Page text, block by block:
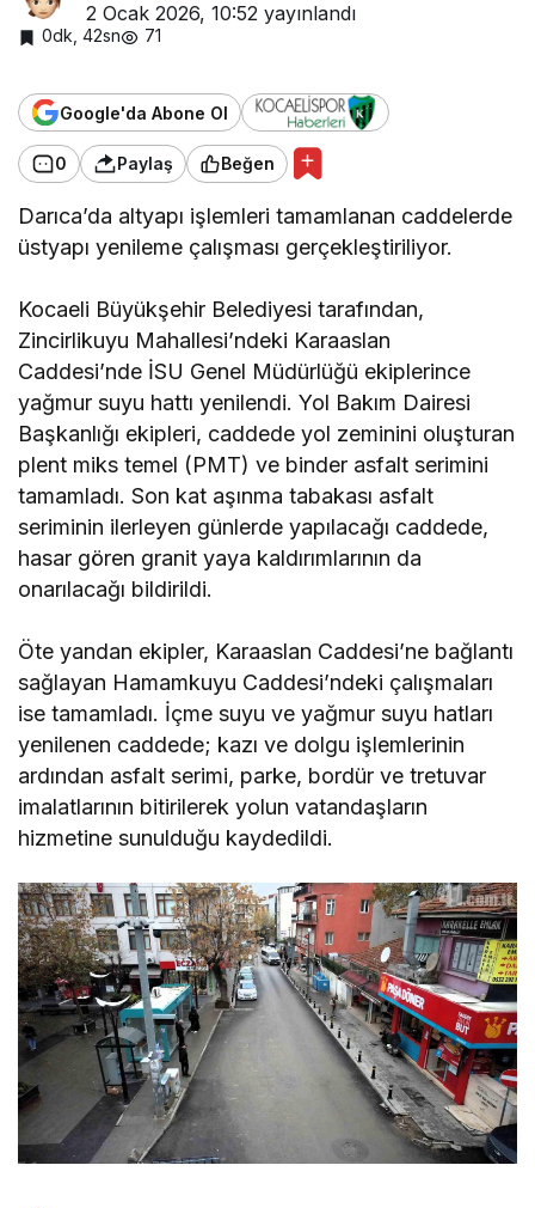
2 Ocak 2026, 10:52 yayınlandı
0dk, 42sn 71
Google'da Abone Ol
0 Paylaş Beğen
Darıca’da altyapı işlemleri tamamlanan caddelerde
üstyapı yenileme çalışması gerçekleştiriliyor.
Kocaeli Büyükşehir Belediyesi tarafından,
Zincirlikuyu Mahallesi’ndeki Karaaslan
Caddesi’nde İSU Genel Müdürlüğü ekiplerince
yağmur suyu hattı yenilendi. Yol Bakım Dairesi
Başkanlığı ekipleri, caddede yol zeminini oluşturan
plent miks temel (PMT) ve binder asfalt serimini
tamamladı. Son kat aşınma tabakası asfalt
seriminin ilerleyen günlerde yapılacağı caddede,
hasar gören granit yaya kaldırımlarının da
onarılacağı bildirildi.
Öte yandan ekipler, Karaaslan Caddesi’ne bağlantı
sağlayan Hamamkuyu Caddesi’ndeki çalışmaları
ise tamamladı. İçme suyu ve yağmur suyu hatları
yenilenen caddede; kazı ve dolgu işlemlerinin
ardından asfalt serimi, parke, bordür ve tretuvar
imalatlarının bitirilerek yolun vatandaşların
hizmetine sunulduğu kaydedildi.